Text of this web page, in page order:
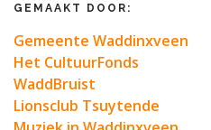
GEMAAKT DOOR:
Gemeente Waddinxveen
Het CultuurFonds
WaddBruist
Lionsclub Tsuytende